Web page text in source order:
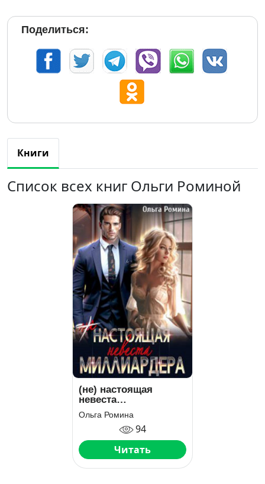
Поделиться:
Книги
Список всех книг Ольги Роминой
(не) настоящая
невеста
миллиардера
Ольга Ромина
94
Читать